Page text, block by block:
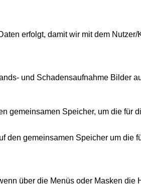
erfolgt, damit wir mit dem
und Schadensaufnahme Bilder
gemeinsamen Speicher, um die für
den gemeinsamen Speicher um die
über die Menüs oder Masken die